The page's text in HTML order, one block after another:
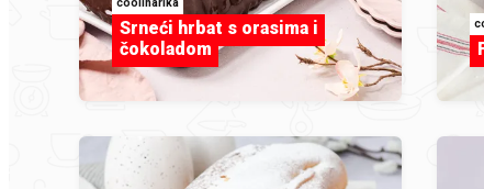
coolinarika
Srneći hrbat s orasima i
čokoladom